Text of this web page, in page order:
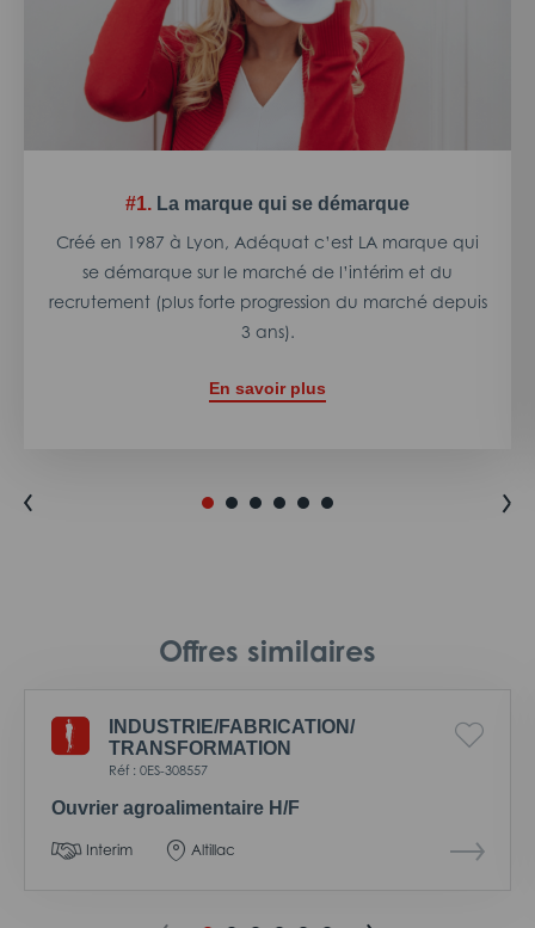
#1. La marque qui se démarque
Créé en 1987 à Lyon, Adéquat c’est LA marque qui
se démarque sur le marché de l’intérim et du
recrutement (plus forte progression du marché depuis
3 ans).
En savoir plus
Offres similaires
INDUSTRIE/FABRICATION/
TRANSFORMATION
Réf : 0ES-308557
Ouvrier agroalimentaire H/F
Interim Altillac